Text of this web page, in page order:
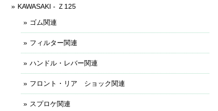
KAWASAKI - Ｚ125
ゴム関連
フィルター関連
ハンドル・レバー関連
フロント・リア ショック関連
スプロケ関連